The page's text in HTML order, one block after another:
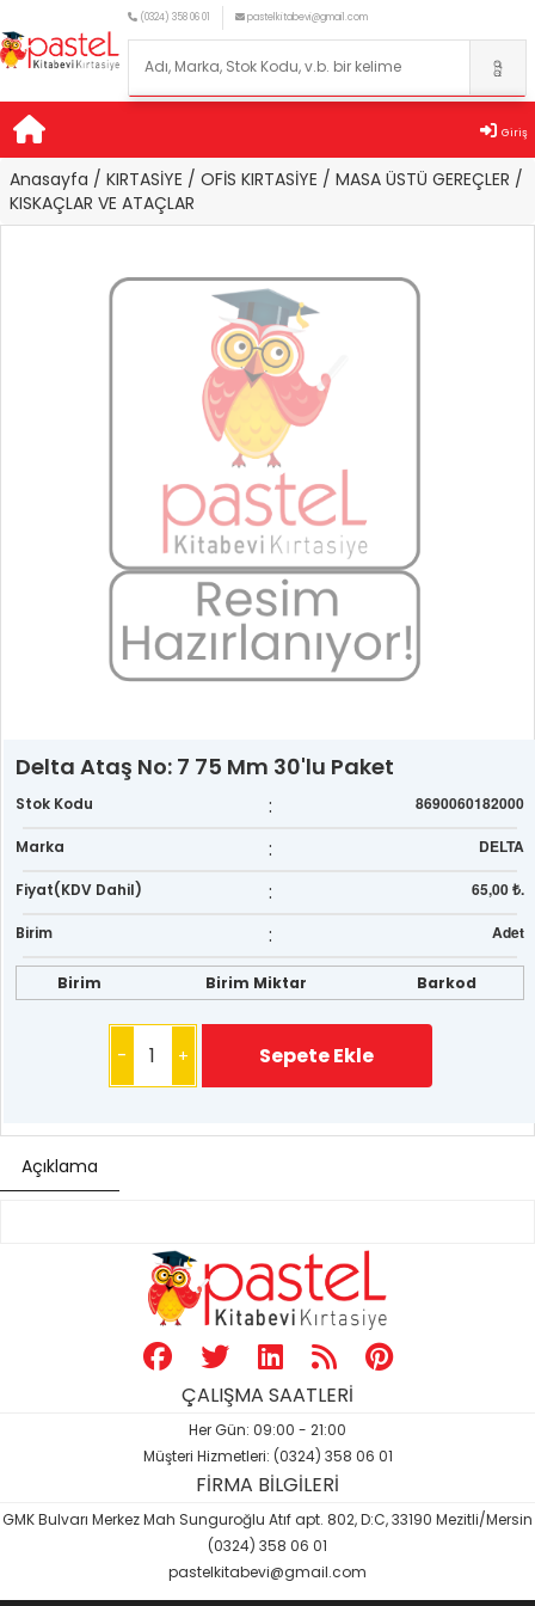
(0324) 358 06 01 pastelkitabevi@gmail.com
Giriş
Anasayfa / KIRTASİYE / OFİS KIRTASİYE / MASA ÜSTÜ GEREÇLER /
KISKAÇLAR VE ATAÇLAR
Delta Ataş No: 7 75 Mm 30'lu Paket
Stok Kodu : 8690060182000
Marka : DELTA
Fiyat(KDV Dahil) : 65,00 ₺.
Birim : Adet
Birim Birim Miktar Barkod
- +
Açıklama
ÇALIŞMA SAATLERİ
Her Gün: 09:00 - 21:00
Müşteri Hizmetleri: (0324) 358 06 01
FİRMA BİLGİLERİ
GMK Bulvarı Merkez Mah Sunguroğlu Atıf apt. 802, D:C, 33190 Mezitli/Mersin
(0324) 358 06 01
pastelkitabevi@gmail.com